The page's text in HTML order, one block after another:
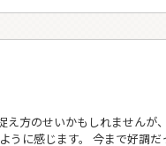
え方のせいかもしれませんが
うに感じます。 今まで好調だ